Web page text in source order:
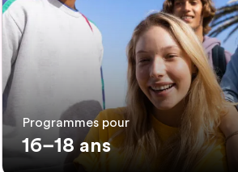
Programmes pour
16–18 ans